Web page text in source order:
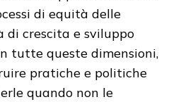
di equità delle
di crescita e sviluppo
tutte queste dimensioni,
pratiche e politiche
quando non le